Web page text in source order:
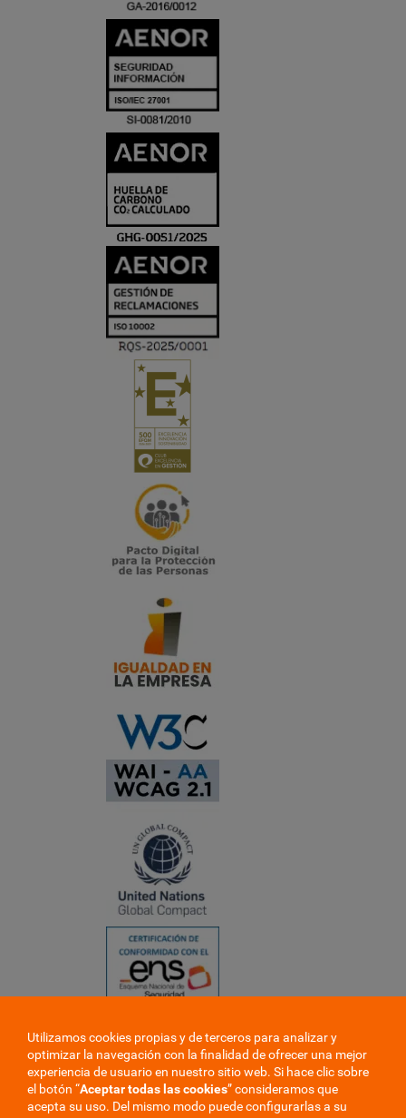
❮
❯
Utilizamos cookies propias y de terceros para analizar y
optimizar la navegación con la finalidad de ofrecer una mejor
experiencia de usuario en nuestro sitio web. Si hace clic sobre
el botón “Aceptar todas las cookies” consideramos que
acepta su uso. Del mismo modo puede configurarlas a su